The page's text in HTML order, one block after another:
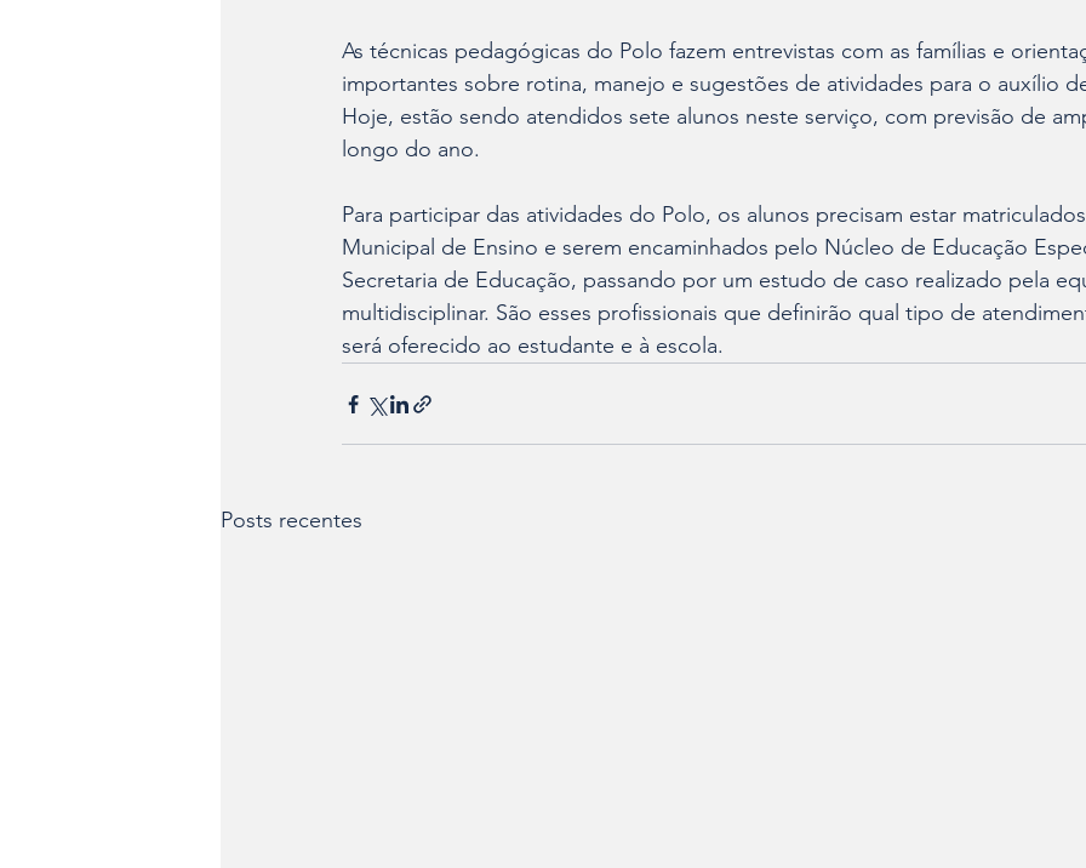
As técnicas pedagógicas do Polo fazem entrevistas com as famílias e
importantes sobre rotina, manejo e sugestões de atividades para o auxílio
Hoje, estão sendo atendidos sete alunos neste serviço, com previsão de
longo do ano.
Para participar das atividades do Polo, os alunos precisam estar
Municipal de Ensino e serem encaminhados pelo Núcleo de Educação
Secretaria de Educação, passando por um estudo de caso realizado pela
multidisciplinar. São esses profissionais que definirão qual tipo de
será oferecido ao estudante e à escola.
Posts recentes